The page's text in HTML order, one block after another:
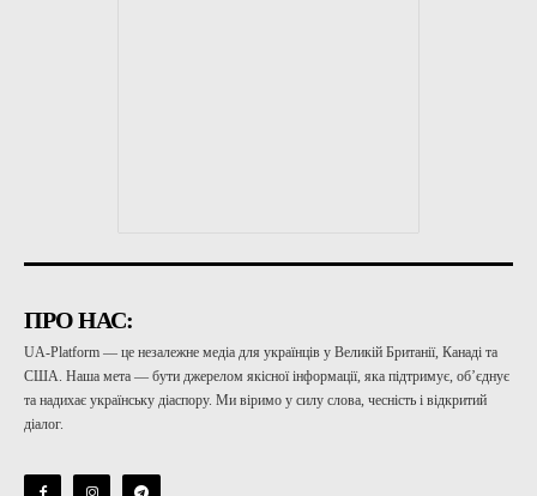
ПРО НАС:
UA-Platform — це незалежне медіа для українців у Великій Британії, Канаді та
США. Наша мета — бути джерелом якісної інформації, яка підтримує, об’єднує
та надихає українську діаспору. Ми віримо у силу слова, чесність і відкритий
діалог.